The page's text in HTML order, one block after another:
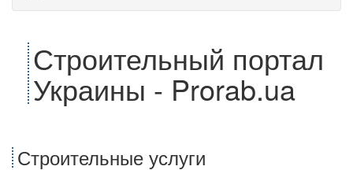
Строительный портал
Украины - Prorab.ua
Строительные услуги